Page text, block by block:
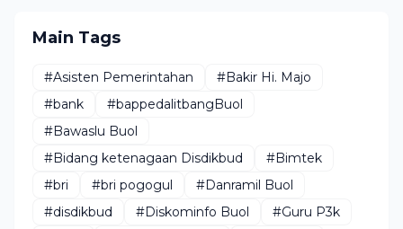
Main Tags
#Asisten Pemerintahan
#Bakir Hi. Majo
#bank
#bappedalitbangBuol
#Bawaslu Buol
#Bidang ketenagaan Disdikbud
#Bimtek
#bri
#bri pogogul
#Danramil Buol
#disdikbud
#Diskominfo Buol
#Guru P3k